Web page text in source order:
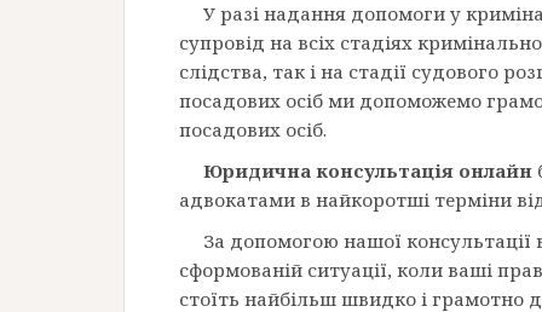
У разі надання допомоги у
супровід на всіх стадіях
слідства, так і на стадії судового
посадових осіб ми допоможемо
посадових осіб.
Юридична консультація онлайн
адвокатами в найкоротші терміни
За допомогою нашої консультації
сформованій ситуації, коли ваші
стоїть найбільш швидко і грамотно